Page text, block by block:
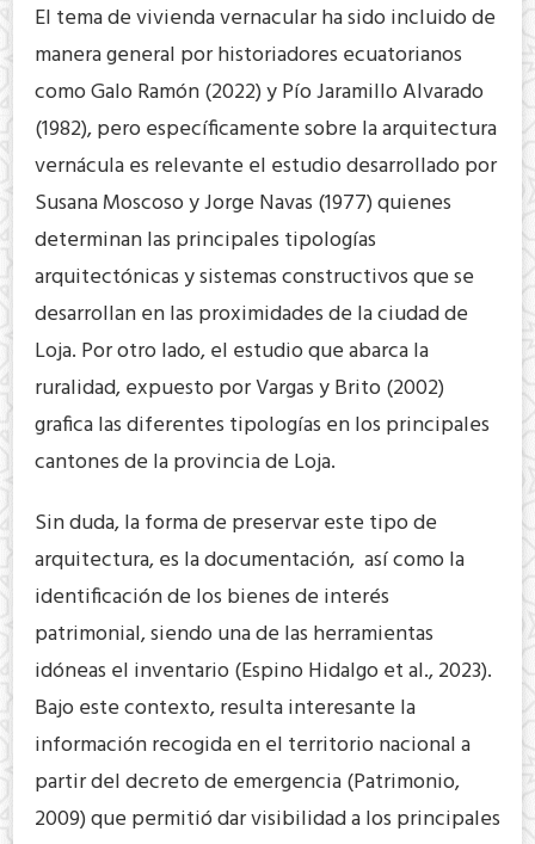
El tema de vivienda vernacular ha sido incluido de
manera general por historiadores ecuatorianos
como Galo Ramón (2022) y Pío Jaramillo Alvarado
(1982), pero específicamente sobre la arquitectura
vernácula es relevante el estudio desarrollado por
Susana Moscoso y Jorge Navas (1977) quienes
determinan las principales tipologías
arquitectónicas y sistemas constructivos que se
desarrollan en las proximidades de la ciudad de
Loja. Por otro lado, el estudio que abarca la
ruralidad, expuesto por Vargas y Brito (2002)
grafica las diferentes tipologías en los principales
cantones de la provincia de Loja.
Sin duda, la forma de preservar este tipo de
arquitectura, es la documentación, así como la
identificación de los bienes de interés
patrimonial, siendo una de las herramientas
idóneas el inventario (Espino Hidalgo et al., 2023).
Bajo este contexto, resulta interesante la
información recogida en el territorio nacional a
partir del decreto de emergencia (Patrimonio,
2009) que permitió dar visibilidad a los principales